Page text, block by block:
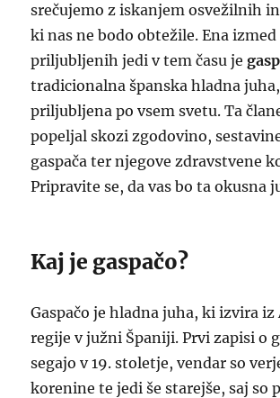
srečujemo z iskanjem osvežilnih
ki nas ne bodo obtežile. Ena
priljubljenih jedi v tem času je
tradicionalna španska hladna
priljubljena po vsem svetu. Ta
popeljal skozi zgodovino,
gaspača ter njegove zdravstvene
Pripravite se, da vas bo ta okusna
Kaj je gaspačo?
Gaspačo je hladna juha, ki izvira iz
regije v južni Španiji. Prvi zapisi o
segajo v 19. stoletje, vendar so
korenine te jedi še starejše, saj so